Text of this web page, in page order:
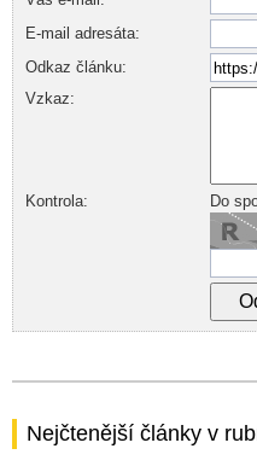
E-mail adresáta:
Odkaz článku:
Vzkaz:
Kontrola: Do
Nejčtenější články v